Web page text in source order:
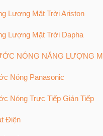
Lượng Mặt Trời Ariston
Lượng Mặt Trời Dapha
NÓNG NĂNG LƯỢNG
Nóng Panasonic
Nóng Trực Tiếp Gián Tiếp
Điện